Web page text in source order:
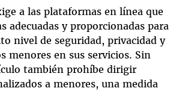
a las plataformas en línea que
adecuadas y proporcionadas para
nivel de seguridad, privacidad y
menores en sus servicios. Sin
también prohíbe dirigir
a menores, una medida